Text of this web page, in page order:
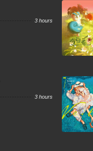
3 hours
3 hours